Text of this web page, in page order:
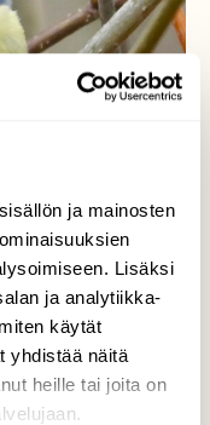
ja mainosten
Lisäksi
ja analytiikka-
käytät
yhdistää näitä
heille tai joita on